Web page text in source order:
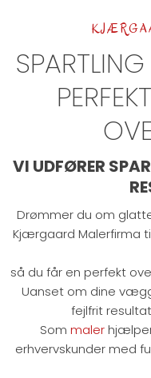
VI UDFØRER
Drømmer du om
Kjærgaard Malerfirma
så du får en perfekt
Uanset om dine
fejlfrit
Som malerhjælper
erhvervskunder med